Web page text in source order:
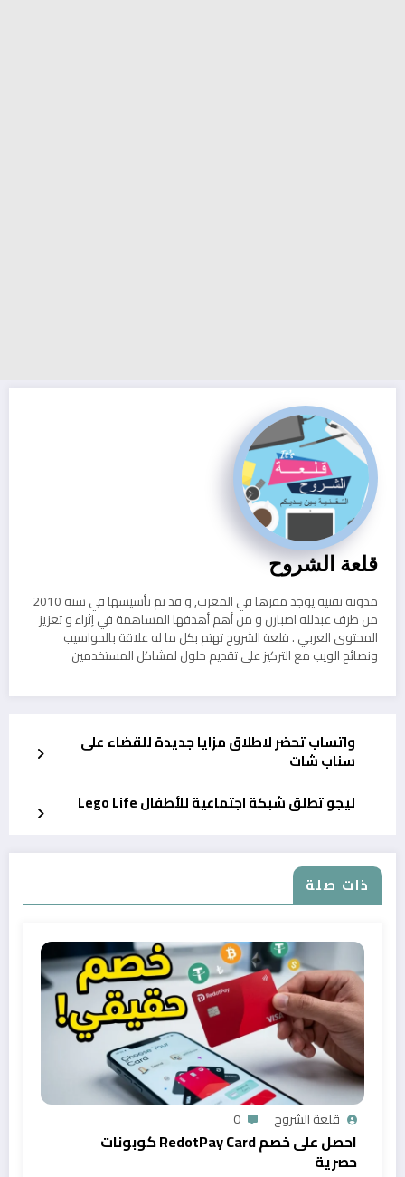
قلعة الشروح
مدونة تقنية يوجد مقرها في المغرب, و قد تم تأسيسها في سنة 2010
من طرف عبدلله اصبارن و من أهم أهدفها المساهمة في إثراء و تعزيز
المحتوى العربي . قلعة الشروح تهتم بكل ما له علاقة بالحواسيب
ونصائح الويب مع التركيز على تقديم حلول لمشاكل المستخدمين
واتساب تحضر لاطلاق مزايا جديدة للقضاء على
سناب شات
ليجو تطلق شبكة اجتماعية للأطفال Lego Life
ذات صلة
قلعة الشروح 0
احصل على خصم RedotPay Card كوبونات
حصرية